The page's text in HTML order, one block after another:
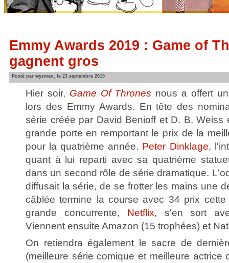
Emmy Awards 2019 : Game of
gagnent gros
Posté par wyzman, le 23 septembre 2019
Hier soir, Game Of Thrones nous a offert
lors des Emmy Awards. En tête des
série créée par David Benioff et D. B. Weiss
grande porte en remportant le prix de la
pour la quatrième année. Peter Dinklage,
quant à lui reparti avec sa quatrième
dans un second rôle de série dramatique.
diffusait la série, de se frotter les mains une
câblée termine la course avec 34 prix
grande concurrente, Netflix, s'en sort
Viennent ensuite Amazon (15 trophées) et
On retiendra également le sacre de
(meilleure série comique et meilleure